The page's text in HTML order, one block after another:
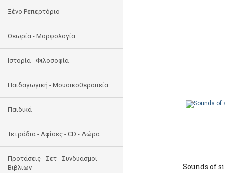
Ξένο Ρεπερτόριο
Θεωρία - Μορφολογία
Ιστορία - Φιλοσοφία
Παιδαγωγική - Μουσικοθεραπεία
Παιδικά
Τετράδια - Αφίσες - CD - Δώρα
Προτάσεις - Σετ - Συνδυασμοί
Βιβλίων
Sounds of